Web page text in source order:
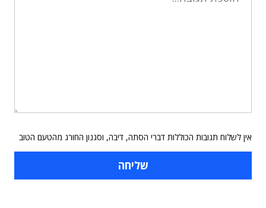
אין לשלוח תגובות הכוללות דברי הסתה, דיבה, וסגנון החורג מהטעם הטוב